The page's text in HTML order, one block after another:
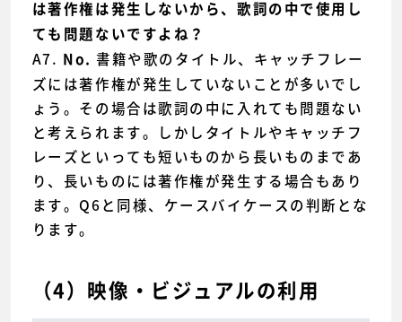
は著作権は発生しないから、歌詞の中で使用し
ても問題ないですよね？
A7. No. 書籍や歌のタイトル、キャッチフレー
ズには著作権が発生していないことが多いでし
ょう。その場合は歌詞の中に入れても問題ない
と考えられます。しかしタイトルやキャッチフ
レーズといっても短いものから長いものまであ
り、長いものには著作権が発生する場合もあり
ます。Q6と同様、ケースバイケースの判断とな
ります。
（4）映像・ビジュアルの利用